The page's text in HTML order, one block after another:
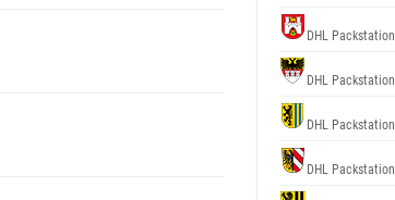
DHL Packstation
DHL Packstation
DHL Packstation
DHL Packstation